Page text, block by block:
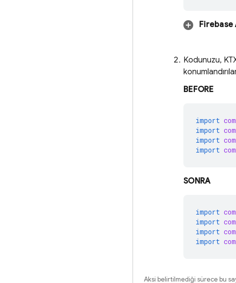
Firebase
Kodunuzu,
BEFORE
import
import
import
import
SONRA
import
import
import
import
Aksi belirtilmediği sürece bu